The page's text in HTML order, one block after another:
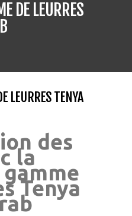
DE LEURRES
LEURRES TENYA
des
la
Tenya